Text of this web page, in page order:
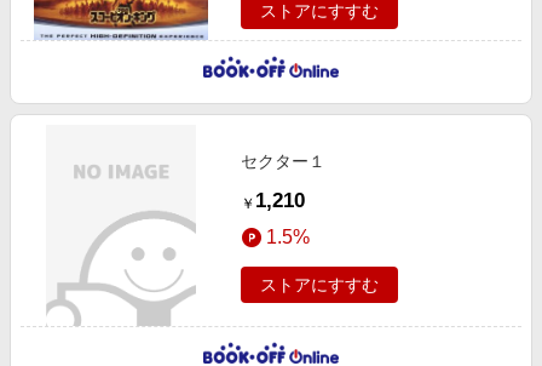
ストアにすすむ
セクター１
￥ 1,210
1.5%
ストアにすすむ